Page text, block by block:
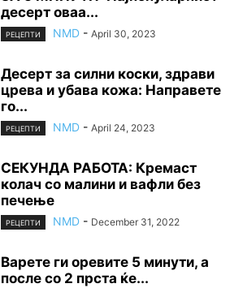
десерт оваа...
РЕЦЕПТИ NMD - April 30, 2023
Десерт за силни коски, здрави
црева и убава кожа: Направете
го...
РЕЦЕПТИ NMD - April 24, 2023
СЕКУНДА РАБОТА: Кремаст
колач со малини и вафли без
печење
РЕЦЕПТИ NMD - December 31, 2022
Варете ги оревите 5 минути, а
после со 2 прста ќе...